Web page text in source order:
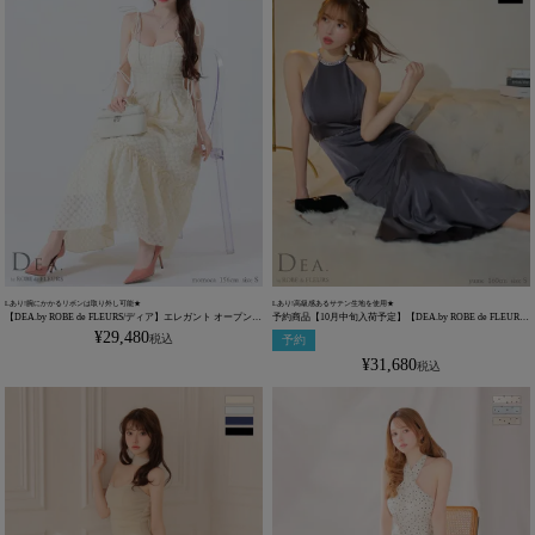
Lあり!腕にかかるリボンは取り外し可能★
【DEA.by ROBE de FLEURS/ディア】エレガント オープンバ
スト キャミソール リボン シフォン オーガンジー チェック
柄 Aラインロングドレス(DE3291)
¥29,480税込
Lあり!高級感あるサテン生地を使用★
予約商品【10月中旬入荷予定】【DEA.by ROBE de FLEURS/
ディア】エレガント サテン ホルターネック ビジュー バック
オープン Aラインロングドレス(DE3505)
予約
¥31,680税込